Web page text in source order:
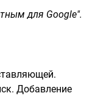
для Google".
Добавление